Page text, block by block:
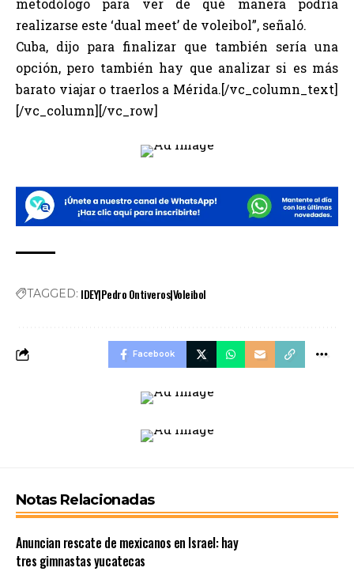
metodólogo para ver de qué manera podría
realizarse este ‘dual meet’ de voleibol”, señaló.
Cuba, dijo para finalizar que también sería una
opción, pero también hay que analizar si es más
barato viajar o traerlos a Mérida.[/vc_column_text]
[/vc_column][/vc_row]
TAGGED: IDEY|Pedro Ontiveros|Voleibol
Facebook
Notas Relacionadas
Anuncian rescate de mexicanos en Israel: hay
tres gimnastas yucatecas